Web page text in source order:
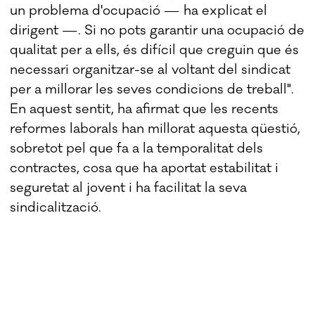
un problema d'ocupació — ha explicat el
dirigent —. Si no pots garantir una ocupació de
qualitat per a ells, és difícil que creguin que és
necessari organitzar-se al voltant del sindicat
per a millorar les seves condicions de treball".
En aquest sentit, ha afirmat que les recents
reformes laborals han millorat aquesta qüestió,
sobretot pel que fa a la temporalitat dels
contractes, cosa que ha aportat estabilitat i
seguretat al jovent i ha facilitat la seva
sindicalització.